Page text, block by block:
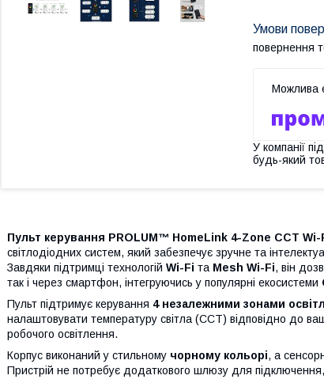
повернення
У компанії
будь-який
Пульт керування PROLUM™ HomeLink 4-Zone CCT Wi-
світлодіодних систем, який забезпечує зручне та
Завдяки підтримці технологій Wi-Fi та Mesh Wi-Fi, він
так і через смартфон, інтегруючись у популярні екосистеми
Пульт підтримує керування 4 незалежними зонами
налаштовувати температуру світла (CCT) відповідно до
робочого освітлення.
Корпус виконаний у стильному чорному кольорі, а
Пристрій не потребує додаткового шлюзу для